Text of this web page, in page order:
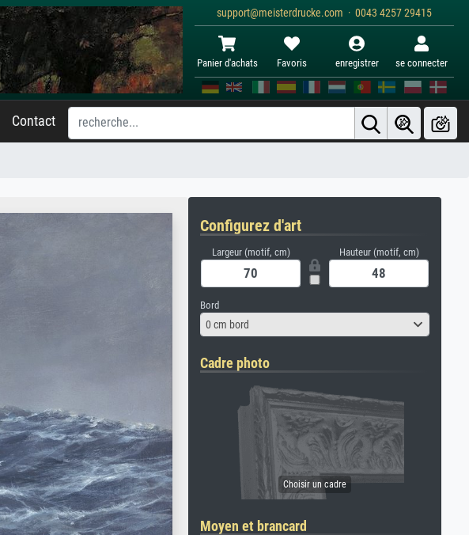
support@meisterdrucke.com · 0043 4257 29415
Panier d'achats Favoris enregistrer se connecter
Contact
Configurez d'art
Largeur (motif, cm) Hauteur (motif, cm)
Bord
0 cm bord
Cadre photo
Moyen et brancard